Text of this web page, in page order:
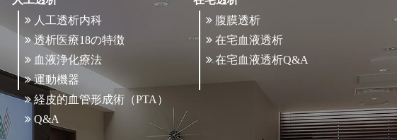
人工透析内科
透析医療18の特徴
血液浄化療法
運動機器
経皮的血管形成術（PTA）
Q&A
腹膜透析
在宅血液透析
在宅血液透析Q&A